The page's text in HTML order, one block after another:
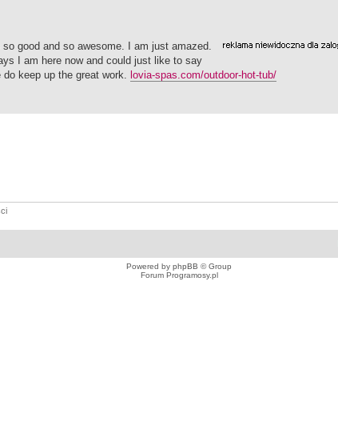
good and so awesome. I am just amazed.
I am here now and could just like to say
keep up the great work. lovia-spas.com/outdoor-hot-tub/
Powered by phpBB © Group
Forum Programosy.pl